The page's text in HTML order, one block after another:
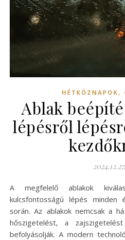
HÉTKÖZNAPOK,
Ablak
lépésről
2024.12.27.
A megfelelő ablakok kiválasztása és beépítése
kulcsfontosságú lépés minden
során. Az ablakok nemcsak a
hőszigetelést, a
befolyásolják. A modern